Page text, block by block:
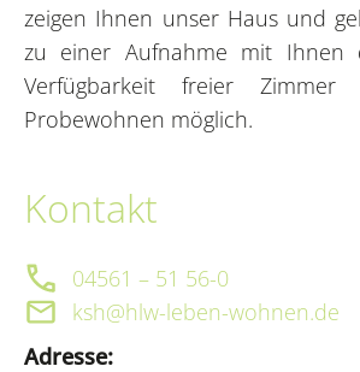
zeigen Ihnen unser Haus und
zu einer Aufnahme mit Ihnen
Verfügbarkeit freier
Probewohnen möglich.
Kontakt
04561 – 51 56-0
ksh@hlw-leben-wohnen.de
Adresse: